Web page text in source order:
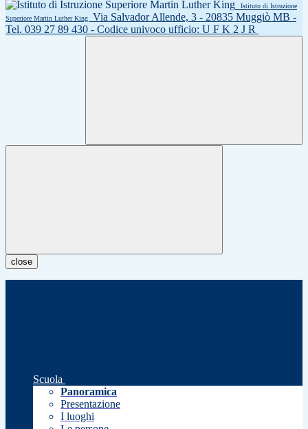
Istituto di Istruzione
Superiore Martin Luther King
Via Salvador Allende, 3 - 20835 Muggiò MB -
Tel. 039 27 89 430 - Codice univoco ufficio: U F K 2 J R
close
Scuola
Panoramica
Presentazione
I luoghi